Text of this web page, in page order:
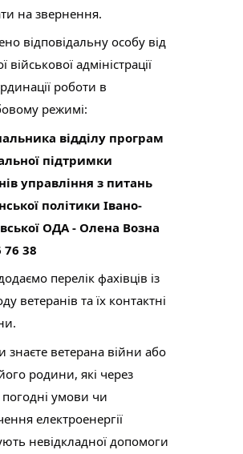
на звернення.
відповідальну особу від
військової адміністрації
роботи в
режимі:
відділу програм
підтримки
управління з питань
політики Івано-
ОДА - Олена Возна
76 38
перелік фахівців із
ветеранів та їх контактні
знаєте ветерана війни або
родини, які через
погодні умови чи
електроенергії
невідкладної допомоги